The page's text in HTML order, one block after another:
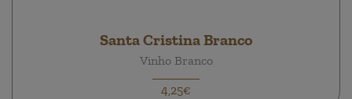
Santa Cristina Branco
Vinho Branco
4,25€